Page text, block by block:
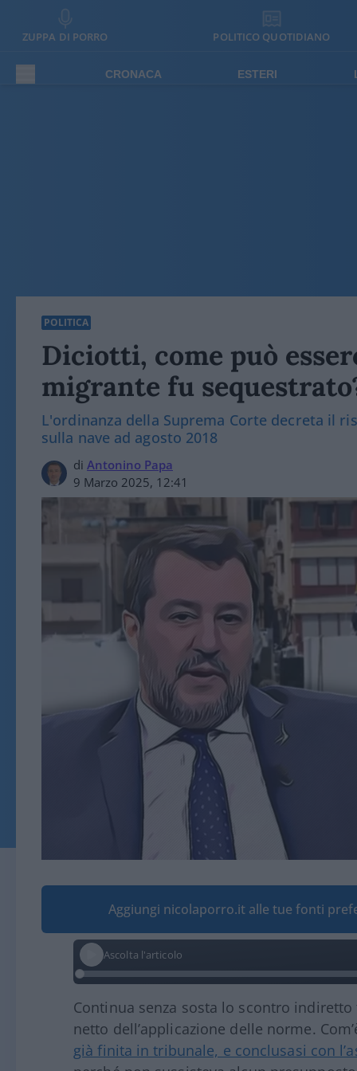
ZUPPA DI PORRO POLITICO QUOTIDIANO
CRONACA ESTERI
POLITICA
Diciotti, come può
migrante fu
L'ordinanza della Suprema Corte decreta il
sulla nave ad agosto 2018
di Antonino Papa
9 Marzo 2025, 12:41
Aggiungi nicolaporro.it alle tue fonti
Ascolta l'articolo
Continua senza sosta lo scontro
netto dell’applicazione delle norme.
già finita in tribunale, e conclusasi con